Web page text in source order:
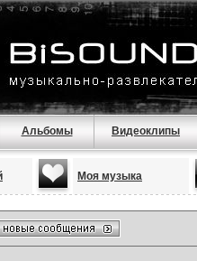
Альбомы Видеоклипы
Моя музыка